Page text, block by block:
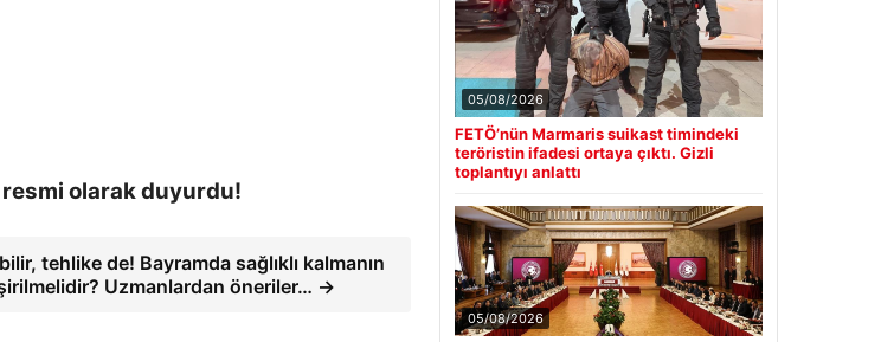
olarak duyurdu!
tehlike de! Bayramda sağlıklı kalmanın
Uzmanlardan öneriler… →
05/08/2026
FETÖ’nün Marmaris suikast timindeki
teröristin ifadesi ortaya çıktı. Gizli
toplantıyı anlattı
05/08/2026